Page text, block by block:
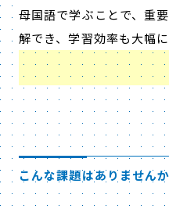
母国語で学ぶことで、重
解でき、学習効率も大幅に
こんな課題はありません